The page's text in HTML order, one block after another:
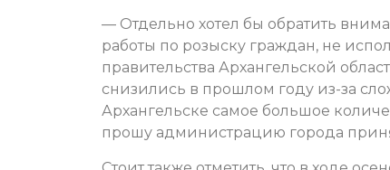
— Отдельно хотел бы обратить
работы по розыску граждан, не
правительства Архангельской
снизились в прошлом году из-за
Архангельске самое большое
прошу администрацию города